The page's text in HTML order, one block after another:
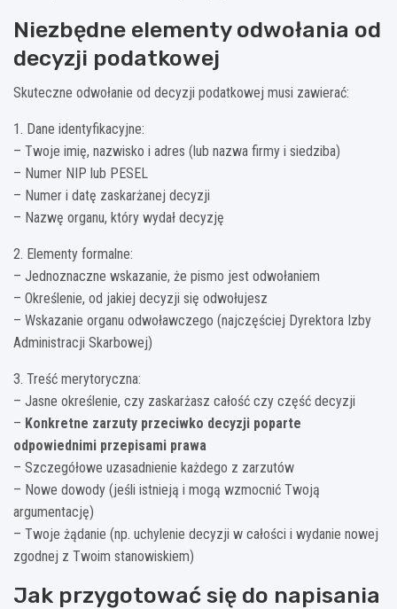
Niezbędne elementy odwołania od
decyzji podatkowej
Skuteczne odwołanie od decyzji podatkowej musi zawierać:
1. Dane identyfikacyjne:
– Twoje imię, nazwisko i adres (lub nazwa firmy i siedziba)
– Numer NIP lub PESEL
– Numer i datę zaskarżanej decyzji
– Nazwę organu, który wydał decyzję
2. Elementy formalne:
– Jednoznaczne wskazanie, że pismo jest odwołaniem
– Określenie, od jakiej decyzji się odwołujesz
– Wskazanie organu odwoławczego (najczęściej Dyrektora Izby
Administracji Skarbowej)
3. Treść merytoryczna:
– Jasne określenie, czy zaskarżasz całość czy część decyzji
– Konkretne zarzuty przeciwko decyzji poparte
odpowiednimi przepisami prawa
– Szczegółowe uzasadnienie każdego z zarzutów
– Nowe dowody (jeśli istnieją i mogą wzmocnić Twoją
argumentację)
– Twoje żądanie (np. uchylenie decyzji w całości i wydanie nowej
zgodnej z Twoim stanowiskiem)
Jak przygotować się do napisania